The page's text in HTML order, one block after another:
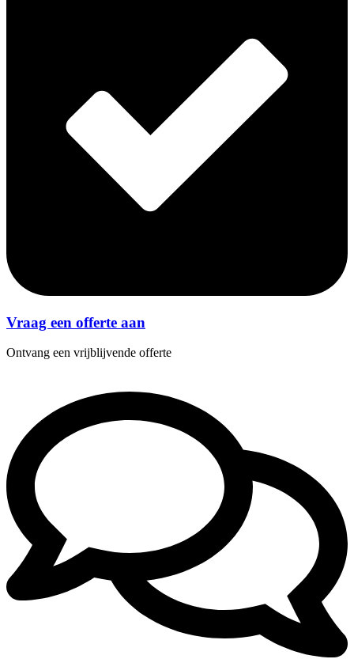
Vraag een offerte aan
Ontvang een vrijblijvende offerte